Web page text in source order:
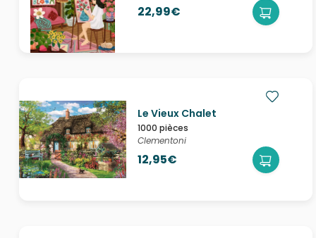
22,99€
Le Vieux Chalet
1000 pièces
Clementoni
12,95€